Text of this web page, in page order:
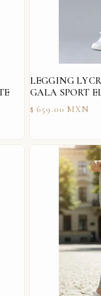
LEGGING
GALA SPORT
Precio
$ 659.00 MXN